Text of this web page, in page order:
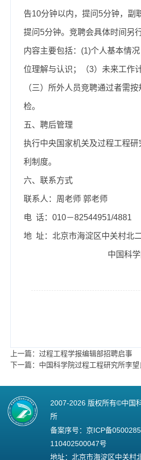
告10分钟以内，提问5分钟，副
提问5分钟。竞聘会具体时间另
内容主要包括：(1)个人基本情
位理解与认识；（3）未来工作计
（三）所外人员竞聘通过者需
检。
五、聘后管理
执行中央国家机关及过程工程研
利制度。
六、联系方式
联系人：周老师 郭老师
电 话：010－82544951/4881
地 址：北京市海淀区中关村北
中国科
上一篇：过程工程学报编辑部招聘启事
下一篇：中国科学院过程工程研究所李
2007-2026 版权所有©中国
所
备案序号： 京ICP备
110402500047号
地址：北京市海淀区中关村